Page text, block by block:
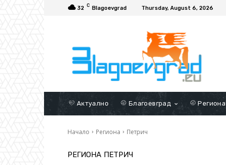
32 C Blagoevgrad Thursday, August 6, 2026
Актуално Благоевград Региона
Начало Региона Петрич
РЕГИОНА ПЕТРИЧ